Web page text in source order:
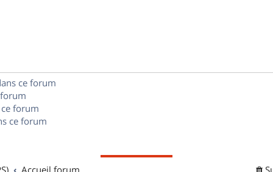
e
ce forum
forum
ce forum
Accueil forum